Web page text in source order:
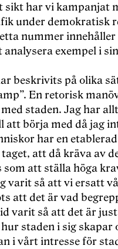
sikt har vi kampanjat
under demokratisk
nummer
exempel i
beskrivits på olika
En retorisk
staden. Jag har
att börja med då jag
har en
att då kräva av
som att ställa höga
varit så att vi ersatt
att det är vad
varit så att det är
staden i sig skapar
i vårt intresse för